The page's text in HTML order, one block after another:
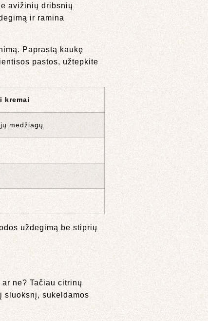
avižinių dribsnių
ir ramina
Paprastą kaukę
pastos, užtepkite
kremai
medžiagų
uždegimą be stiprių
ne? Tačiau citrinų
sluoksnį, sukeldamos